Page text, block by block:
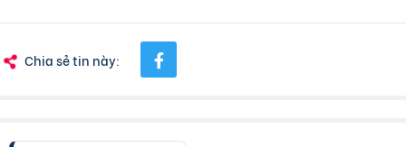
Chia sẻ tin này: